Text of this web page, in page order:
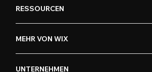
RESSOURCEN
MEHR VON WIX
UNTERNEHMEN